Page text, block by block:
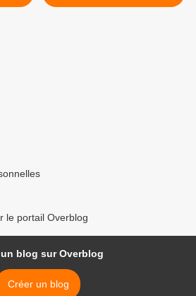
le portail Overblog
un blog sur Overblog
Créer un blog